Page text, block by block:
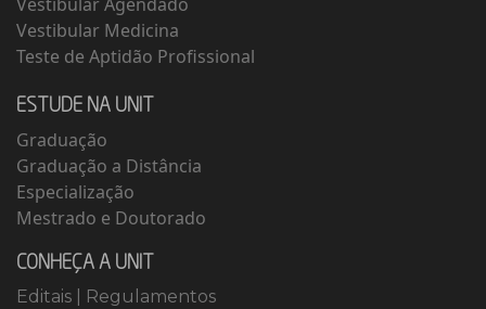
Vestibular Medicina
Teste de Aptidão Profissional
ESTUDE NA UNIT
Graduação
Graduação a Distância
Especialização
Mestrado e Doutorado
CONHEÇA A UNIT
Editais Regulamentos